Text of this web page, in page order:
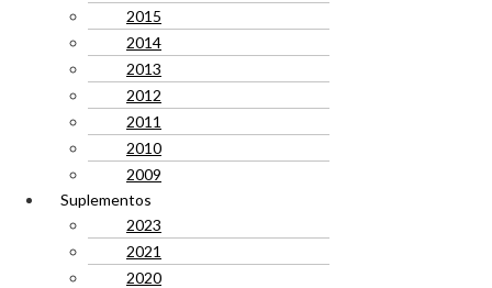
2015
2014
2013
2012
2011
2010
2009
Suplementos
2023
2021
2020